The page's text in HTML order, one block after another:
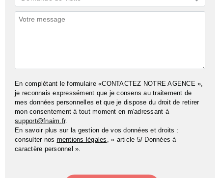
*
Commentaires
En complétant le formulaire «CONTACTEZ NOTRE AGENCE »,
je reconnais expressément que je consens au traitement de
mes données personnelles et que je dispose du droit de retirer
mon consentement à tout moment en m'adressant à
support@fnaim.fr.
En savoir plus sur la gestion de vos données et droits :
consulter nos mentions légales , « article 5/ Données à
caractère personnel ».